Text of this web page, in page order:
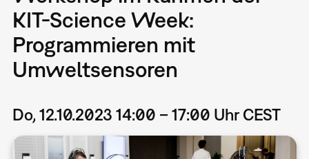
KIT-Science Week:
Programmieren mit
Umweltsensoren
Do, 12.10.2023 14:00 – 17:00 Uhr CEST